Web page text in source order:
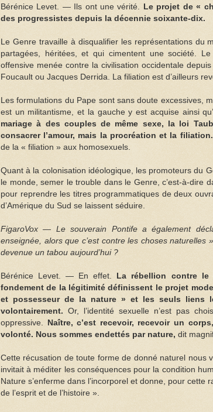
Bérénice Levet. — Ils ont une vérité.
Le projet de «
des progressistes depuis la décennie soixante-dix.
Le Genre travaille à disqualifier les représentations du
partagées, héritées, et qui cimentent une société.
offensive menée contre la civilisation occidentale
Foucault ou Jacques Derrida. La filiation est d’ailleurs
Les formulations du Pape sont sans doute excessives,
est un militantisme, et la gauche y est acquise ainsi
mariage à des couples de même sexe, la loi
consacrer l’amour, mais la procréation et la filiation.
de la « filiation » aux homosexuels.
Quant à la colonisation idéologique, les promoteurs du
le monde, semer le trouble dans le Genre, c’est-à-
pour reprendre les titres programmatiques de deux
d’Amérique du Sud se laissent séduire.
FigaroVox — Le souverain Pontife a également
enseignée, alors que c’est contre les choses naturelles
devenue un tabou aujourd’hui ?
Bérénice Levet. — En effet.
La rébellion contre le
fondement de la légitimité définissent le projet
et possesseur de la nature » et les seuls liens
volontairement. Or, l’identité sexuelle n’est pas
oppressive.
Naître, c’est recevoir, recevoir un
volonté. Nous sommes endettés par nature, dit
Cette récusation de toute forme de donné naturel nous
invitait à méditer les conséquences pour la condition
Nature s’enferme dans l’incorporel et donne, pour cette
de l’esprit et de l’histoire ».